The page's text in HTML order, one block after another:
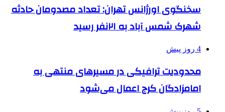
سخنگوی اورژانس تهران: تعداد مصدومان حادثه
شهرک شمس آباد به ۲۱نفر رسید
4 روز پیش
محدودیت ترافیکی در مسیرهای منتهی به
امامزادگان کرج اعمال می‌شود